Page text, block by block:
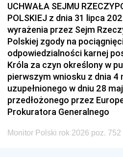
UCHWAŁA SEJMU
POLSKIEJ z dnia 31 lipca
wyrażenia przez Sejm
Polskiej zgody na
odpowiedzialności karnej
Króla za czyn określony w
pierwszym wniosku z dnia 4
uzupełnionego w dniu 28
przedłożonego przez
Prokuratora Generalnego
Monitor Polski rok 2026 poz. 752